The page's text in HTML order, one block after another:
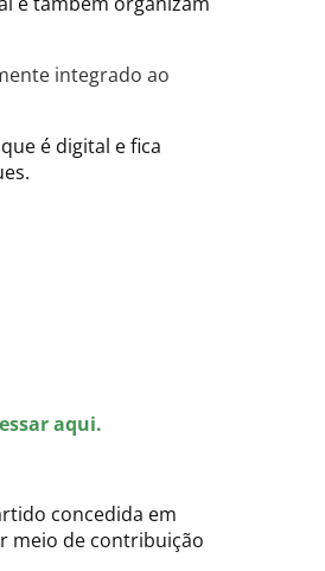
integrado ao
é digital e fica
aqui.
concedida em
meio de contribuição